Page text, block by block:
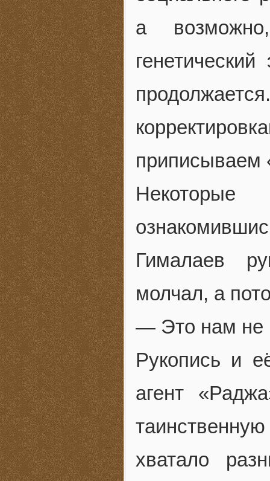
а
Гималаев
молчал, а
— Это нам не
Рукопись и
агент
хватало